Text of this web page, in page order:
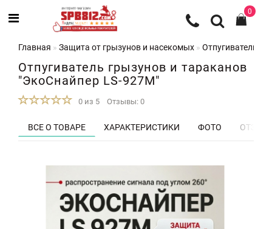
0
Главная Защита от грызунов и насекомых Отпугиватели
Отпугиватель грызунов и тараканов
"ЭкоСнайпер LS-927M"
0 из 5 Отзывы: 0
ВСЕ О ТОВАРЕ ХАРАКТЕРИСТИКИ ФОТО